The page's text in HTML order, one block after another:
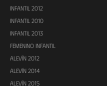
INFANTIL 2012
INFANTIL 2010
INFANTIL 2013
FEMENINO INFANTIL
ALEVÍN 2012
ALEVÍN 2014
ALEVÍN 2015